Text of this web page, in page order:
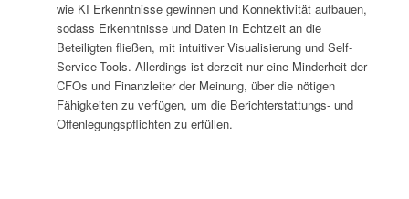
wie KI Erkenntnisse gewinnen und Konnektivität aufbauen,
sodass Erkenntnisse und Daten in Echtzeit an die
Beteiligten fließen, mit intuitiver Visualisierung und Self-
Service-Tools. Allerdings ist derzeit nur eine Minderheit der
CFOs und Finanzleiter der Meinung, über die nötigen
Fähigkeiten zu verfügen, um die Berichterstattungs- und
Offenlegungspflichten zu erfüllen.